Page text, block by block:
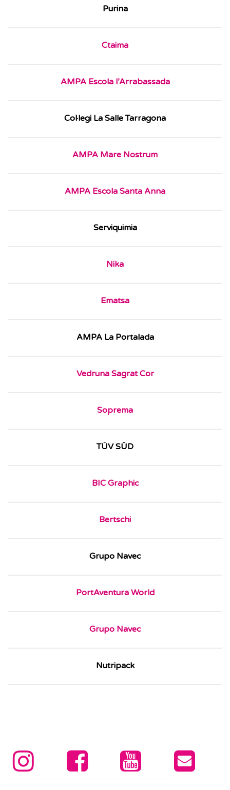
Purina
Ctaima
AMPA Escola l’Arrabassada
Col·legi La Salle Tarragona
AMPA Mare Nostrum
AMPA Escola Santa Anna
Serviquimia
Nika
Ematsa
AMPA La Portalada
Vedruna Sagrat Cor
Soprema
TÜV SÜD
BIC Graphic
Bertschi
Grupo Navec
PortAventura World
Grupo Navec
Nutripack